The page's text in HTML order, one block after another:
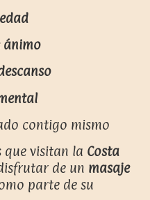
ánimo
contigo mismo
que visitan la Costa
de un masaje
parte de su